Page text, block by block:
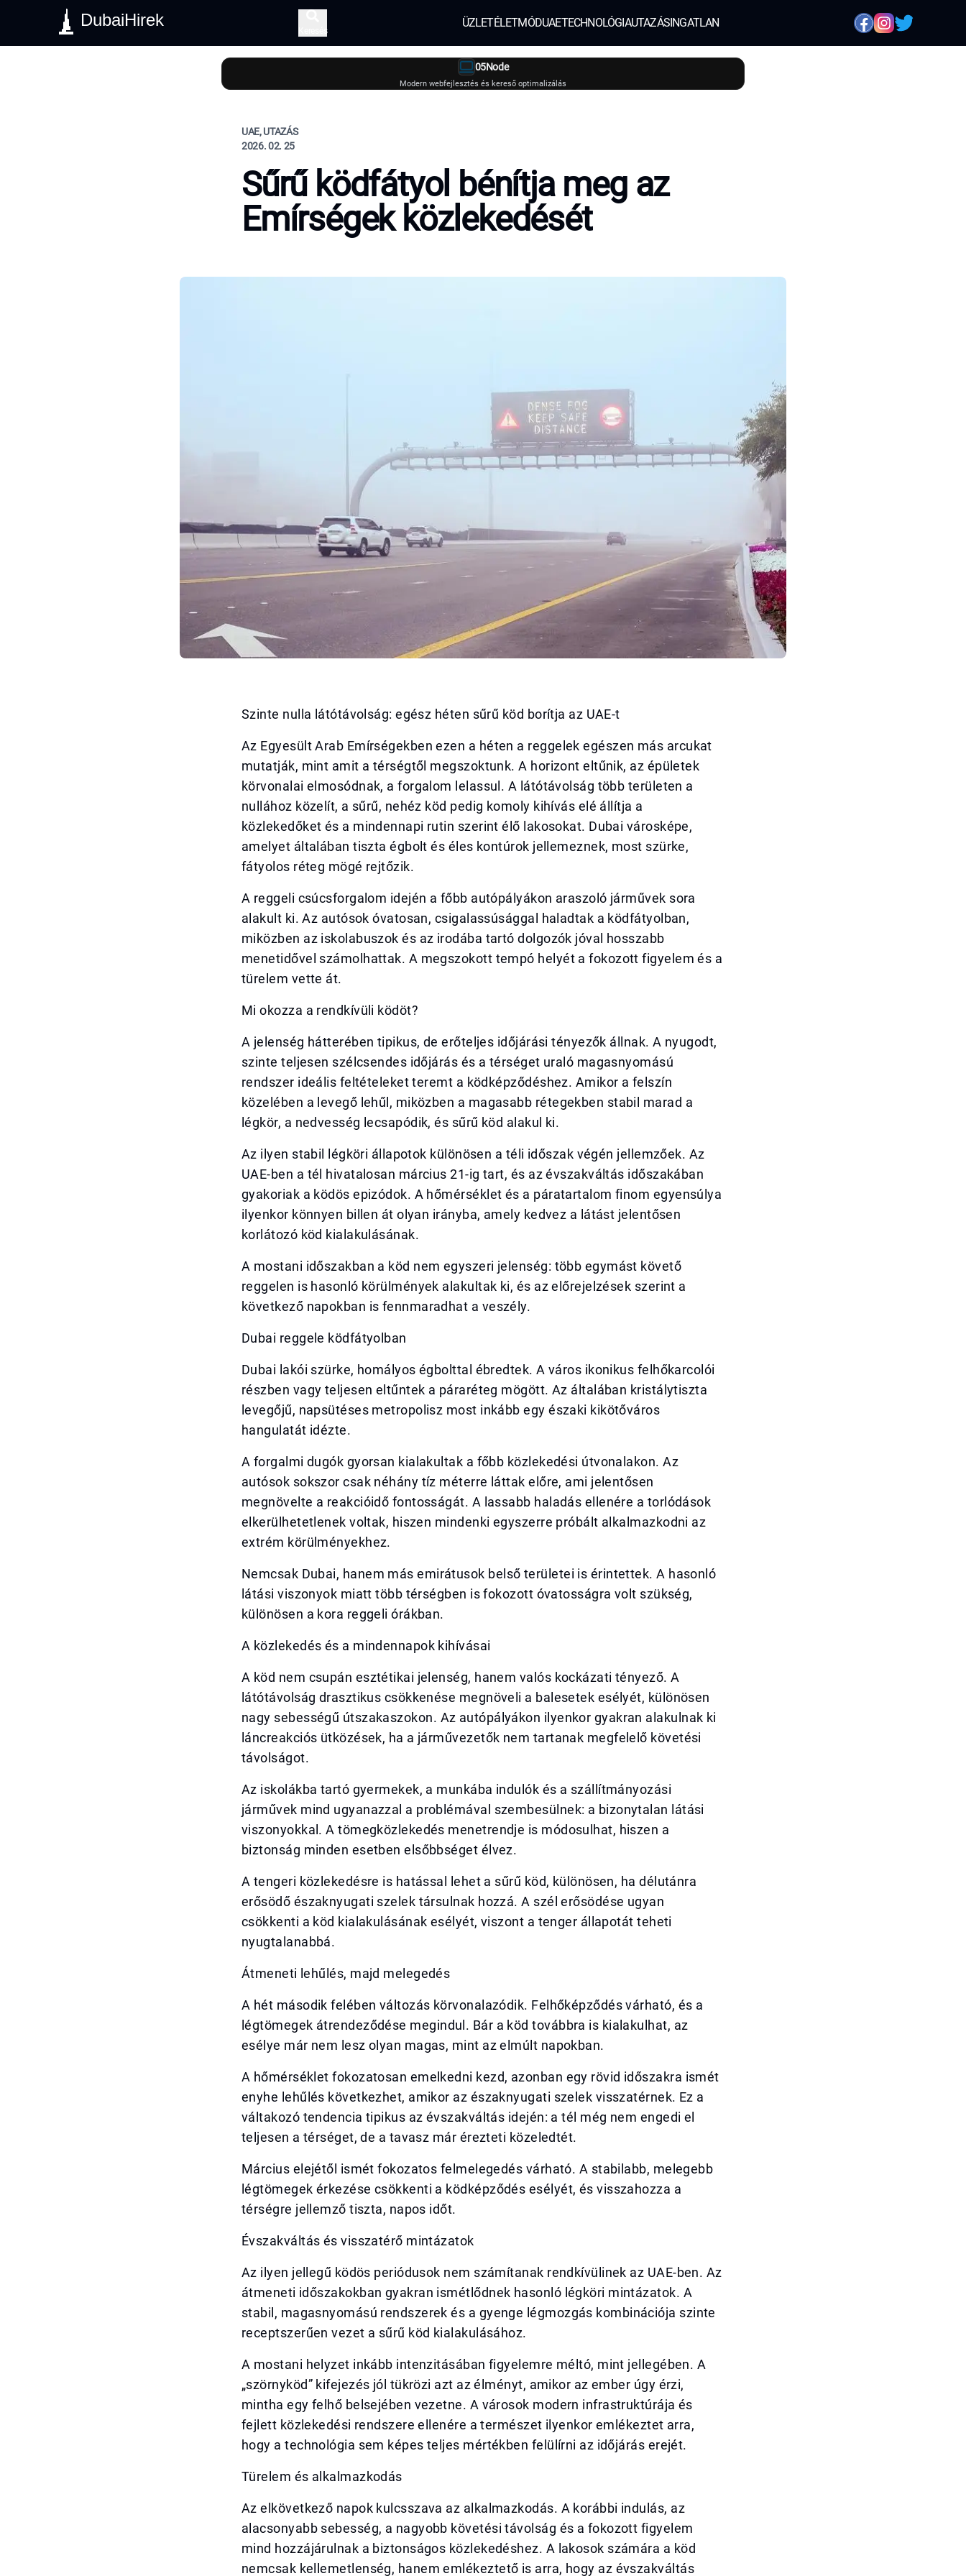
DubaiHirek
Keresés
ÜZLETÉLETMÓDUAETECHNOLÓGIAUTAZÁSINGATLAN
05Node
Modern webfejlesztés és kereső optimalizálás
UAE, UTAZÁS
2026. 02. 25
Sűrű ködfátyol bénítja meg az
Emírségek közlekedését
Szinte nulla látótávolság: egész héten sűrű köd borítja az UAE-t
Az Egyesült Arab Emírségekben ezen a héten a reggelek egészen más arcukat
mutatják, mint amit a térségtől megszoktunk. A horizont eltűnik, az épületek
körvonalai elmosódnak, a forgalom lelassul. A látótávolság több területen a
nullához közelít, a sűrű, nehéz köd pedig komoly kihívás elé állítja a
közlekedőket és a mindennapi rutin szerint élő lakosokat. Dubai városképe,
amelyet általában tiszta égbolt és éles kontúrok jellemeznek, most szürke,
fátyolos réteg mögé rejtőzik.
A reggeli csúcsforgalom idején a főbb autópályákon araszoló járművek sora
alakult ki. Az autósok óvatosan, csigalassúsággal haladtak a ködfátyolban,
miközben az iskolabuszok és az irodába tartó dolgozók jóval hosszabb
menetidővel számolhattak. A megszokott tempó helyét a fokozott figyelem és a
türelem vette át.
Mi okozza a rendkívüli ködöt?
A jelenség hátterében tipikus, de erőteljes időjárási tényezők állnak. A nyugodt,
szinte teljesen szélcsendes időjárás és a térséget uraló magasnyomású
rendszer ideális feltételeket teremt a ködképződéshez. Amikor a felszín
közelében a levegő lehűl, miközben a magasabb rétegekben stabil marad a
légkör, a nedvesség lecsapódik, és sűrű köd alakul ki.
Az ilyen stabil légköri állapotok különösen a téli időszak végén jellemzőek. Az
UAE-ben a tél hivatalosan március 21-ig tart, és az évszakváltás időszakában
gyakoriak a ködös epizódok. A hőmérséklet és a páratartalom finom egyensúlya
ilyenkor könnyen billen át olyan irányba, amely kedvez a látást jelentősen
korlátozó köd kialakulásának.
A mostani időszakban a köd nem egyszeri jelenség: több egymást követő
reggelen is hasonló körülmények alakultak ki, és az előrejelzések szerint a
következő napokban is fennmaradhat a veszély.
Dubai reggele ködfátyolban
Dubai lakói szürke, homályos égbolttal ébredtek. A város ikonikus felhőkarcolói
részben vagy teljesen eltűntek a páraréteg mögött. Az általában kristálytiszta
levegőjű, napsütéses metropolisz most inkább egy északi kikötőváros
hangulatát idézte.
A forgalmi dugók gyorsan kialakultak a főbb közlekedési útvonalakon. Az
autósok sokszor csak néhány tíz méterre láttak előre, ami jelentősen
megnövelte a reakcióidő fontosságát. A lassabb haladás ellenére a torlódások
elkerülhetetlenek voltak, hiszen mindenki egyszerre próbált alkalmazkodni az
extrém körülményekhez.
Nemcsak Dubai, hanem más emirátusok belső területei is érintettek. A hasonló
látási viszonyok miatt több térségben is fokozott óvatosságra volt szükség,
különösen a kora reggeli órákban.
A közlekedés és a mindennapok kihívásai
A köd nem csupán esztétikai jelenség, hanem valós kockázati tényező. A
látótávolság drasztikus csökkenése megnöveli a balesetek esélyét, különösen
nagy sebességű útszakaszokon. Az autópályákon ilyenkor gyakran alakulnak ki
láncreakciós ütközések, ha a járművezetők nem tartanak megfelelő követési
távolságot.
Az iskolákba tartó gyermekek, a munkába indulók és a szállítmányozási
járművek mind ugyanazzal a problémával szembesülnek: a bizonytalan látási
viszonyokkal. A tömegközlekedés menetrendje is módosulhat, hiszen a
biztonság minden esetben elsőbbséget élvez.
A tengeri közlekedésre is hatással lehet a sűrű köd, különösen, ha délutánra
erősödő északnyugati szelek társulnak hozzá. A szél erősödése ugyan
csökkenti a köd kialakulásának esélyét, viszont a tenger állapotát teheti
nyugtalanabbá.
Átmeneti lehűlés, majd melegedés
A hét második felében változás körvonalazódik. Felhőképződés várható, és a
légtömegek átrendeződése megindul. Bár a köd továbbra is kialakulhat, az
esélye már nem lesz olyan magas, mint az elmúlt napokban.
A hőmérséklet fokozatosan emelkedni kezd, azonban egy rövid időszakra ismét
enyhe lehűlés következhet, amikor az északnyugati szelek visszatérnek. Ez a
váltakozó tendencia tipikus az évszakváltás idején: a tél még nem engedi el
teljesen a térséget, de a tavasz már érezteti közeledtét.
Március elejétől ismét fokozatos felmelegedés várható. A stabilabb, melegebb
légtömegek érkezése csökkenti a ködképződés esélyét, és visszahozza a
térségre jellemző tiszta, napos időt.
Évszakváltás és visszatérő mintázatok
Az ilyen jellegű ködös periódusok nem számítanak rendkívülinek az UAE-ben. Az
átmeneti időszakokban gyakran ismétlődnek hasonló légköri mintázatok. A
stabil, magasnyomású rendszerek és a gyenge légmozgás kombinációja szinte
receptszerűen vezet a sűrű köd kialakulásához.
A mostani helyzet inkább intenzitásában figyelemre méltó, mint jellegében. A
„szörnyköd” kifejezés jól tükrözi azt az élményt, amikor az ember úgy érzi,
mintha egy felhő belsejében vezetne. A városok modern infrastruktúrája és
fejlett közlekedési rendszere ellenére a természet ilyenkor emlékeztet arra,
hogy a technológia sem képes teljes mértékben felülírni az időjárás erejét.
Türelem és alkalmazkodás
Az elkövetkező napok kulcsszava az alkalmazkodás. A korábbi indulás, az
alacsonyabb sebesség, a nagyobb követési távolság és a fokozott figyelem
mind hozzájárulnak a biztonságos közlekedéshez. A lakosok számára a köd
nemcsak kellemetlenség, hanem emlékeztető is arra, hogy az évszakváltás